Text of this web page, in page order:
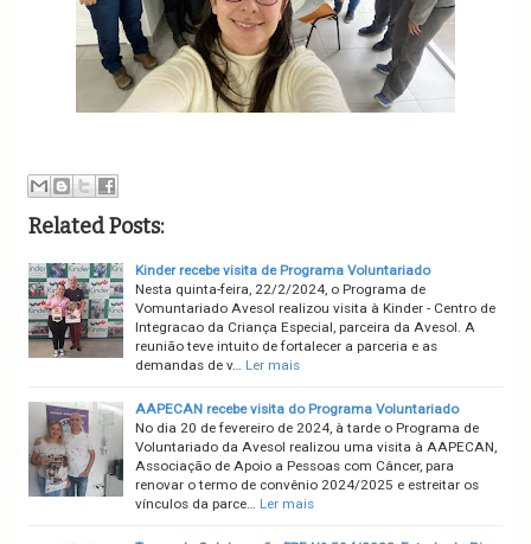
Related Posts:
Kinder recebe visita de Programa Voluntariado
Nesta quinta-feira, 22/2/2024, o Programa de
Vomuntariado Avesol realizou visita à Kinder - Centro de
Integracao da Criança Especial, parceira da Avesol. A
reunião teve intuito de fortalecer a parceria e as
demandas de v… Ler mais
AAPECAN recebe visita do Programa Voluntariado
No dia 20 de fevereiro de 2024, à tarde o Programa de
Voluntariado da Avesol realizou uma visita à AAPECAN,
Associação de Apoio a Pessoas com Câncer, para
renovar o termo de convênio 2024/2025 e estreitar os
vínculos da parce… Ler mais